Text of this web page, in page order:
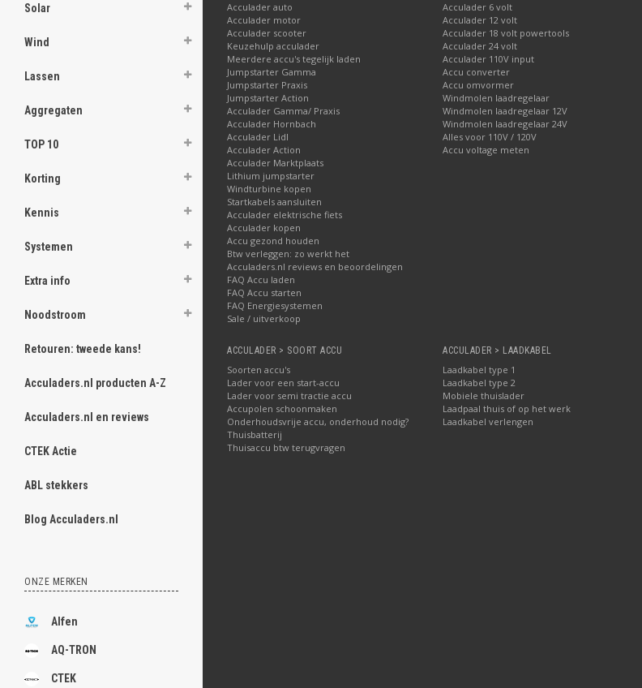
Solar
Wind
Lassen
Aggregaten
TOP 10
Korting
Kennis
Systemen
Extra info
Noodstroom
Retouren: tweede kans!
Acculaders.nl producten A-Z
Acculaders.nl en reviews
CTEK Actie
ABL stekkers
Blog Acculaders.nl
ONZE MERKEN
Alfen
AQ-TRON
CTEK
Acculader auto
Acculader motor
Acculader scooter
Keuzehulp acculader
Meerdere accu's tegelijk laden
Jumpstarter Gamma
Jumpstarter Praxis
Jumpstarter Action
Acculader Gamma/ Praxis
Acculader Hornbach
Acculader Lidl
Acculader Action
Acculader Marktplaats
Lithium jumpstarter
Windturbine kopen
Startkabels aansluiten
Acculader elektrische fiets
Acculader kopen
Accu gezond houden
Btw verleggen: zo werkt het
Acculaders.nl reviews en beoordelingen
FAQ Accu laden
FAQ Accu starten
FAQ Energiesystemen
Sale / uitverkoop
Acculader 6 volt
Acculader 12 volt
Acculader 18 volt powertools
Acculader 24 volt
Acculader 110V input
Accu converter
Accu omvormer
Windmolen laadregelaar
Windmolen laadregelaar 12V
Windmolen laadregelaar 24V
Alles voor 110V / 120V
Accu voltage meten
ACCULADER > SOORT ACCU
Soorten accu's
Lader voor een start-accu
Lader voor semi tractie accu
Accupolen schoonmaken
Onderhoudsvrije accu, onderhoud nodig?
Thuisbatterij
Thuisaccu btw terugvragen
ACCULADER > LAADKABEL
Laadkabel type 1
Laadkabel type 2
Mobiele thuislader
Laadpaal thuis of op het werk
Laadkabel verlengen